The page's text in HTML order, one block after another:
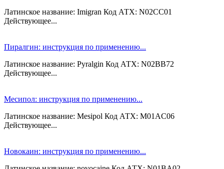
Латинское название: Imigran Код АТХ: N02CC01
Действующее...
Пиралгин: инструкция по применению...
Латинское название: Pyralgin Код АТХ: N02BB72
Действующее...
Месипол: инструкция по применению...
Латинское название: Mesipol Код АТХ: M01AC06
Действующее...
Новокаин: инструкция по применению...